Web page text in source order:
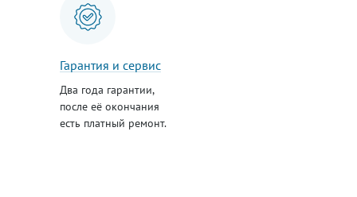
Гарантия и сервис
Два года гарантии,
после её окончания
есть платный ремонт.